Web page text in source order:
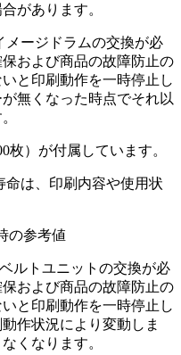
があります。
メージドラムの交換が必
および商品の故障防止の
と印刷動作を一時停止し
無くなった時点でそれ以
）が付属しています。
は、印刷内容や使用状
の参考値
ルトユニットの交換が必
および商品の故障防止の
と印刷動作を一時停止し
作状況により変動しま
くなります。